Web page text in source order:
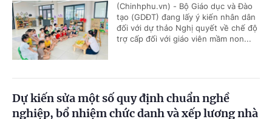
(Chinhphu.vn) - Bộ Giáo dục và Đào
tạo (GDĐT) đang lấy ý kiến nhân dân
đối với dự thảo Nghị quyết về chế độ
trợ cấp đối với giáo viên mầm non...
Dự kiến sửa một số quy định chuẩn nghề
nghiệp, bổ nhiệm chức danh và xếp lương nhà